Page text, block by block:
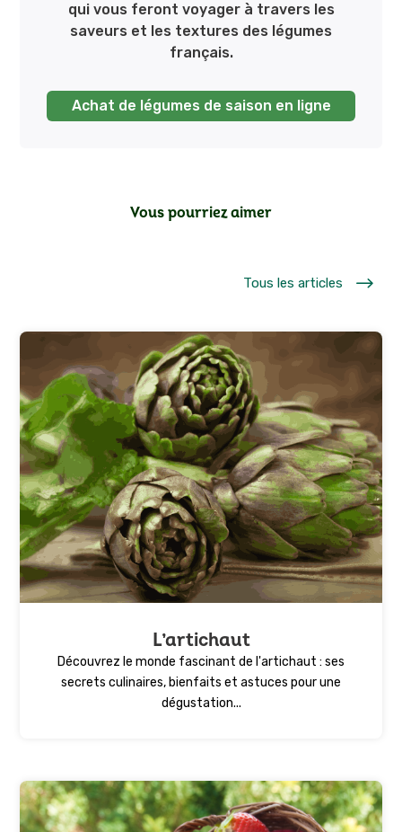
qui vous feront voyager à travers les
saveurs et les textures des légumes
français.
Achat de légumes de saison en ligne
Vous pourriez aimer
$
Tous les articles
L’artichaut
Découvrez le monde fascinant de l'artichaut : ses
secrets culinaires, bienfaits et astuces pour une
dégustation...